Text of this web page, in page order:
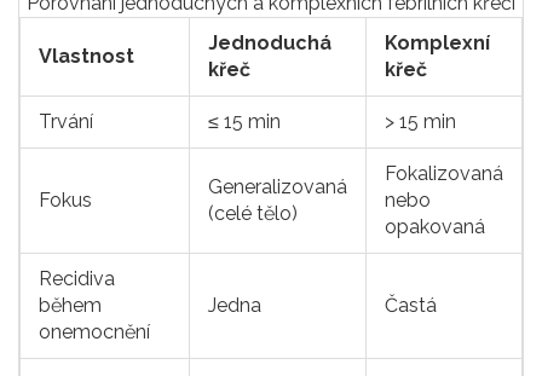
Vlastnost
Jednoduchá
křeč
Komplexní
křeč
Trvání ≤ 15 min > 15 min
Fokus
Generalizovaná
(celé tělo)
Fokalizovaná
nebo
opakovaná
Recidiva
během
onemocnění
Jedna Častá